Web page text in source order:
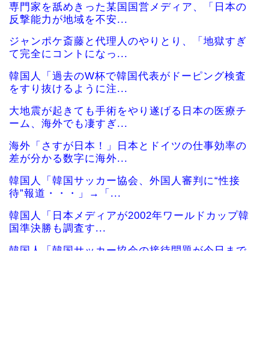
専門家を舐めきった某国国営メディア、「日本の
反撃能力が地域を不安...
ジャンポケ斎藤と代理人のやりとり、「地獄すぎ
て完全にコントになっ...
韓国人「過去のW杯で韓国代表がドーピング検査
をすり抜けるように注...
大地震が起きても手術をやり遂げる日本の医療チ
ーム、海外でも凄すぎ...
海外「さすが日本！」日本とドイツの仕事効率の
差が分かる数字に海外...
韓国人「韓国サッカー協会、外国人審判に“性接
待”報道・・・」→「...
韓国人「日本メディアが2002年ワールドカップ韓
国準決勝も調査す...
韓国人「韓国サッカー協会の接待問題が今日まで